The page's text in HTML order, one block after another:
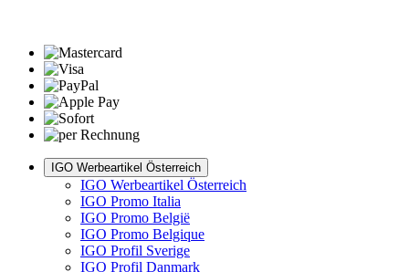
IGO Werbeartikel Österreich
IGO Werbeartikel Österreich
IGO Promo Italia
IGO Promo België
IGO Promo Belgique
IGO Profil Sverige
IGO Profil Danmark